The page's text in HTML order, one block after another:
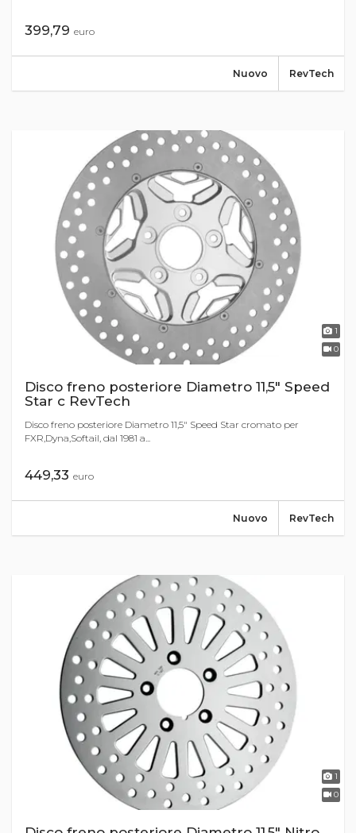
399,79 euro
RevTech
Nuovo
1
0
Disco freno posteriore Diametro 11,5" Speed
Star c RevTech
Disco freno posteriore Diametro 11,5" Speed Star cromato per
FXR,Dyna,Softail, dal 1981 a...
449,33 euro
RevTech
Nuovo
1
0